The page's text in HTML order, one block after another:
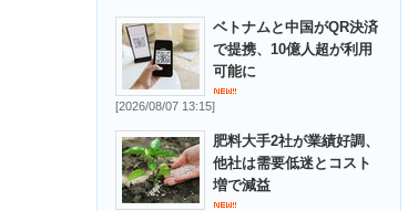
ベトナムと中国がQR決済
で提携、10億人超が利用
可能に
[2026/08/07 13:15]
肥料大手2社が業績好調、
他社は需要低迷とコスト
増で減益